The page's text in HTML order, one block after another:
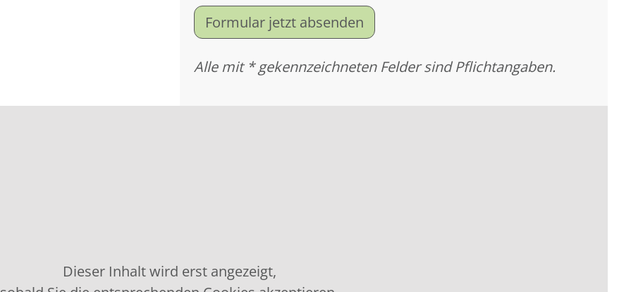
Formular jetzt absenden
Alle mit * gekennzeichneten Felder sind Pflichtangaben.
Dieser Inhalt wird erst angezeigt,